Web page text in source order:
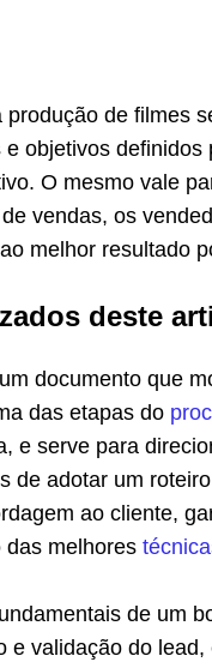
de filmes
objetivos
O mesmo vale
vendas, os
melhor resultado
deste
documento que
das etapas do
e serve para
de adotar um
ao cliente,
das melhores
de um
e validação do